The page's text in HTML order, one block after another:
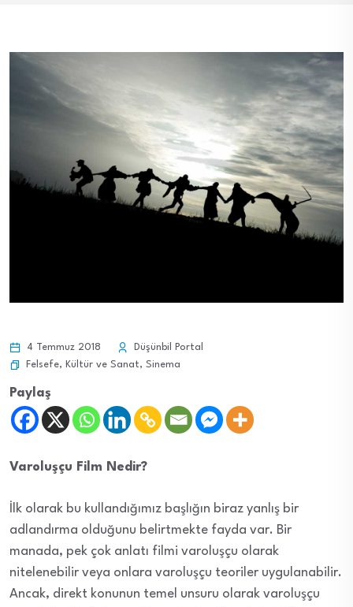
4 Temmuz 2018
Düşünbil Portal
Felsefe, Kültür ve Sanat, Sinema
Paylaş
Varoluşçu Film Nedir?
İlk olarak bu kullandığımız başlığın biraz yanlış bir
adlandırma olduğunu belirtmekte fayda var. Bir
manada, pek çok anlatı filmi varoluşçu olarak
nitelenebilir veya onlara varoluşçu teoriler uygulanabilir.
Ancak, direkt konunun temel unsuru olarak varoluşçu